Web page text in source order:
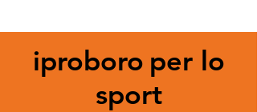
iproboro per lo
sport